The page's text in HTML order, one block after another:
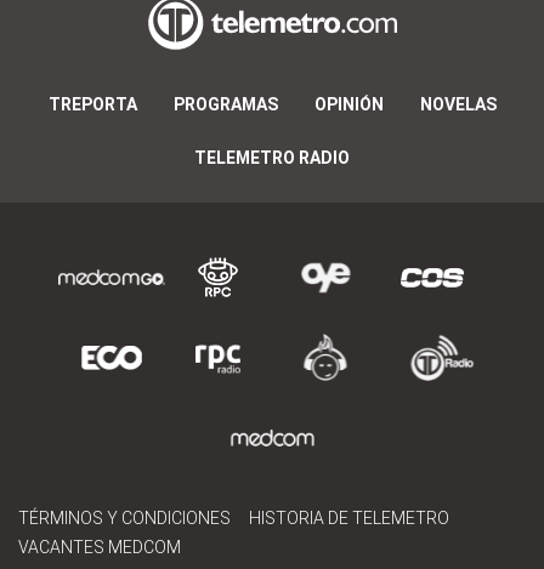
TREPORTA PROGRAMAS OPINIÓN NOVELAS
TELEMETRO RADIO
TÉRMINOS Y CONDICIONES
HISTORIA DE TELEMETRO
VACANTES MEDCOM